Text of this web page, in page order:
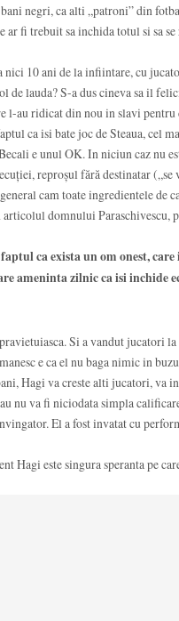
negri, ca alti „patroni” din
fi trebuit sa inchida totul si sa
10 ani de la infiintare, cu
de lauda? S-a dus cineva sa il
l-au ridicat din nou in slavi
ca isi bate joc de Steaua, cel
e unul OK. In niciun caz nu
reproşul fără destinatar („se
cam toate ingredientele de
domnului Paraschivescu,
ca exista un om onest,
ameninta zilnic ca isi inchide
Si a vandut jucatori
e ca el nu baga nimic in
Hagi va creste alti jucatori, va
nu va fi niciodata simpla
El a fost invatat cu
Hagi este singura speranta pe